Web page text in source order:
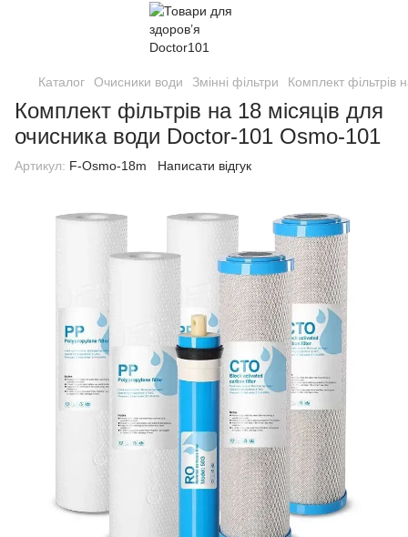
Каталог Очисники води Змінні фільтри Комплект фільтрів
Комплект фільтрів на 18 місяців для
очисника води Doctor-101 Osmo-101
Артикул: F-Osmo-18m Написати відгук